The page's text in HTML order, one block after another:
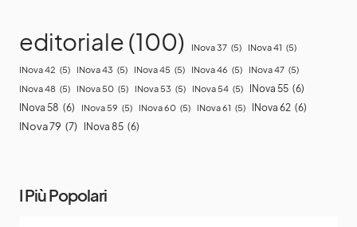
editoriale(100) INova 37 (5) INova 41 (5)
INova 42 (5) INova 43 (5) INova 45 (5) INova 46 (5) INova 47 (5)
INova 48 (5) INova 50 (5) INova 53 (5) INova 54 (5) INova 55 (6)
INova 58 (6) INova 59 (5) INova 60 (5) INova 61 (5) INova 62 (6)
INova 79 (7) INova 85 (6)
I Più Popolari